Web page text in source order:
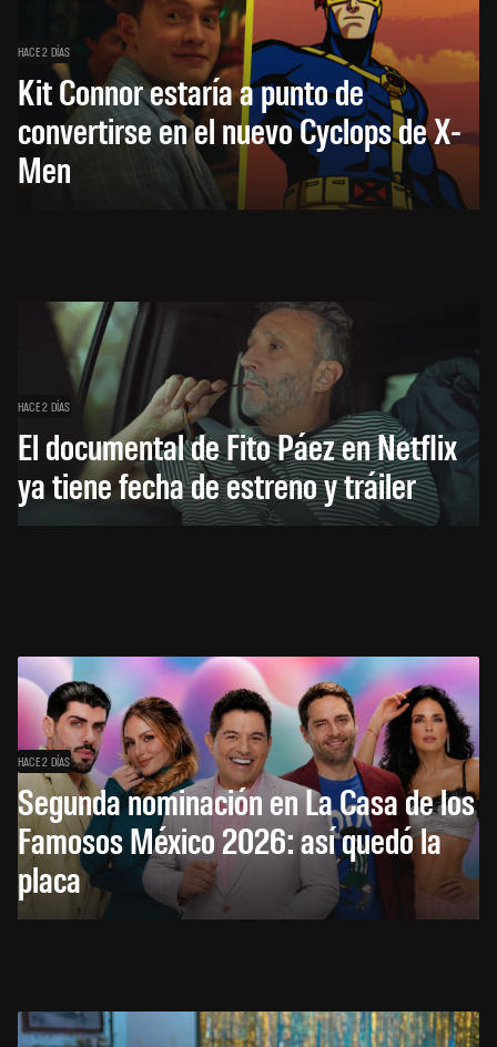
HACE 2 DÍAS
Kit Connor estaría a punto de
convertirse en el nuevo Cyclops de X-
Men
HACE 2 DÍAS
El documental de Fito Páez en Netflix
ya tiene fecha de estreno y tráiler
HACE 2 DÍAS
Segunda nominación en La Casa de los
Famosos México 2026: así quedó la
placa